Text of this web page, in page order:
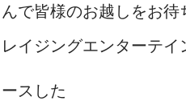
で皆様のお越しをお待
イジングエンターテ
スした